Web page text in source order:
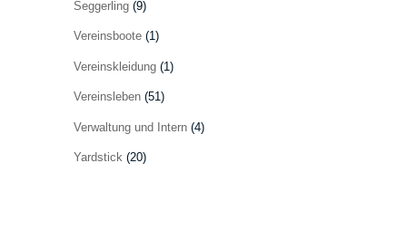
Seggerling(9)
Vereinsboote(1)
Vereinskleidung(1)
Vereinsleben(51)
Verwaltung und Intern(4)
Yardstick(20)